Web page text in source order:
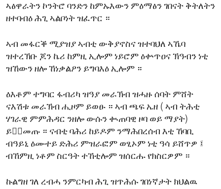
ኣፅዋራትን ኮንትሮ ባንድን ከምኡእውን ምዕማፅን ገበናት ቅትለትን
ዘተባብዕ ሕጊ ኣልቦነት ዝፈጥር ።
ኣብ መፋርቕ ሚያዝያ ኣብቲ ውቅያኖስና ዝተባህለ ኣኼባ
ዝተረኽቡ ጆን ኬሪ ከምዚ ኢሎም ነይሮም ዕቍጥዐና ኽዓብን ነቲ
ዝኸውን ዘሎ ኸነቃልዖን ይግባእዕ ኢሎም ።
ዕእቶም ተግባር ፋብሪካ ዝዓያ መራኽብ ዝሓዙ ሰባት ምሸት
ናእሽቱ መራኽብ ሒዞም ይወፁ ። ኣብ ጫፍ ኤዘ ( ኣብ ትሕቲ
ሃገራዊ ምምሕዳር ንዘሎ ውሱን ቊጠባዊ ዞባ ወይ ማያት)
ይቅ፟መጡ ። ናብቲ ባሕሪ ከይዶም ንማሕበረሰብ እቲ ኸባቢ
ብዓይኒ ዕሙተይ ድሕሪ ምዝራፎም ወፂኦም ነቲ ዓሳ ይሸጥዎ ፤
ብኸምዚ ነቶም ስርዓት ተኸቲሎም ዝሰርሑ የክስርዎም ።
ኩልግዘ ገለ ረብሓ ንምርካብ ሕጊ ዝጥሕሱ ገበነኛታት ክህልዉ